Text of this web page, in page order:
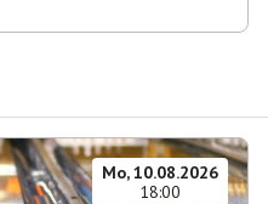
Mo, 10.08.2026
18:00